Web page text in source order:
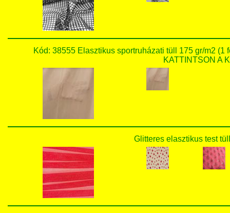
Kód: 38555 Elasztikus sportruházati tüll 175 gr/m2
KATTINTSON A
Glitteres elasztikus test